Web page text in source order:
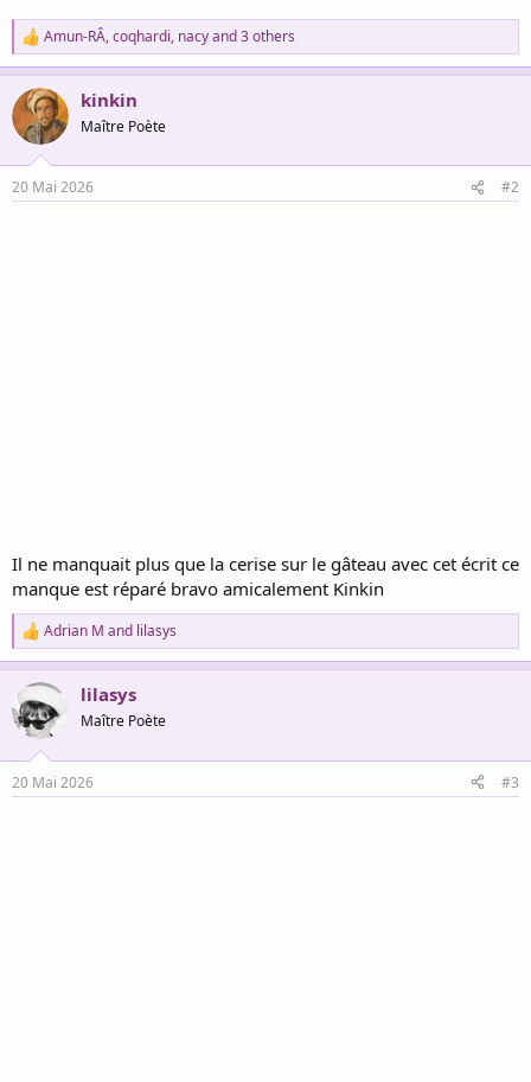
R
e
a
c
i
s
Amun-RÂ,coqhardi, nacyand 3 others
kinkin
Maître Poète
20 Mai 2026 #2
Il ne manquait plus que la cerise sur le gâteau avec cet écrit ce
manque est réparé bravo amicalement Kinkin
R
e
a
c
t
i
s
Adrian M and lilasys
lilasys
Maître Poète
20 Mai 2026 #3